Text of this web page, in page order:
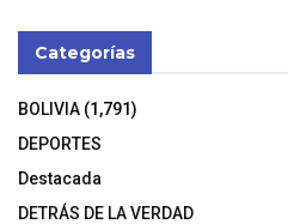
Categorías
BOLIVIA (1,791)
DEPORTES
Destacada
DETRÁS DE LA VERDAD